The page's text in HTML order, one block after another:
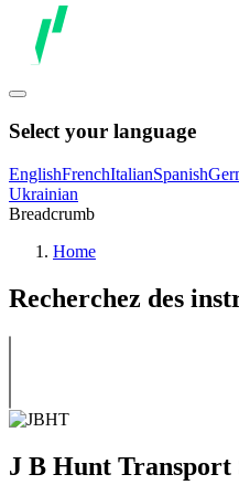
Select your language
EnglishFrenchItalianSpanish
Ukrainian
Breadcrumb
Home
Recherchez des
J B Hunt Transport